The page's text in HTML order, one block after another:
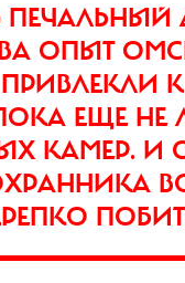
ПЕЧАЛЬНЫЙ
ОПЫТ
ЕЩЕ НЕ
КАМЕР. И